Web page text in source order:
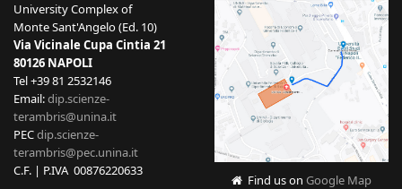
University Complex of
Monte Sant'Angelo (Ed. 10)
Via Vicinale Cupa Cintia 21
80126 NAPOLI
Tel +39 81 2532146
Email:dip.scienze-
terambris@unina.it
PECdip.scienze-
terambris@pec.unina.it
C.F. | P.IVA 00876220633
Find us on Google Map